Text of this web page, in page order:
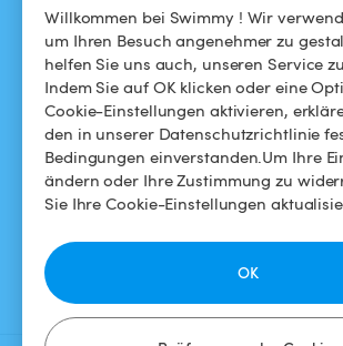
Willkommen bei Swimmy ! Wir
um Ihren Besuch angenehmer zu
helfen Sie uns auch, unseren Service
Indem Sie auf OK klicken oder eine
Cookie-Einstellungen aktivieren,
den in unserer Datenschutzrichtlinie
Bedingungen einverstanden.Um Ihre
ändern oder Ihre Zustimmung zu
Sie Ihre Cookie-Einstellungen
OK
Das Swimmy-Abenteuer Meinen
So
HILFE
Helpdesk
Allgemeine
Datenschutzbestimmungen
Impressums
FOLGEN SIE